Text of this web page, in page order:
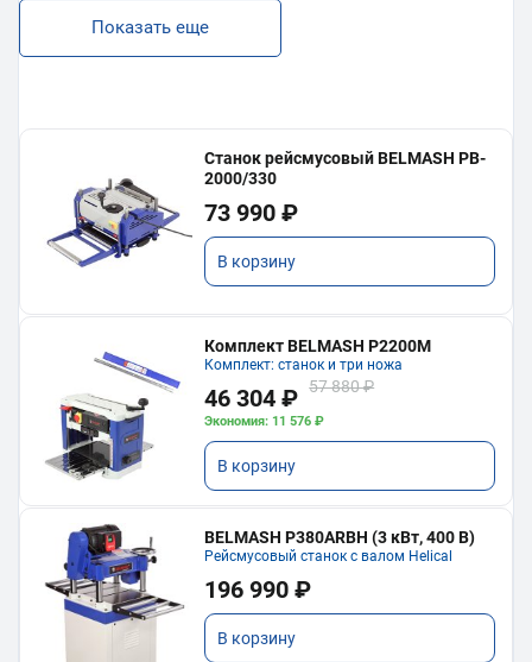
Показать еще
Станок рейсмусовый BELMASH PB-
2000/330
73 990 ₽
В корзину
Комплект BELMASH P2200M
Комплект: станок и три ножа
46 304 ₽ 57 880 ₽
Экономия: 11 576 ₽
В корзину
BELMASH P380ARBH (3 кВт, 400 В)
Рейсмусовый станок с валом Helical
196 990 ₽
В корзину